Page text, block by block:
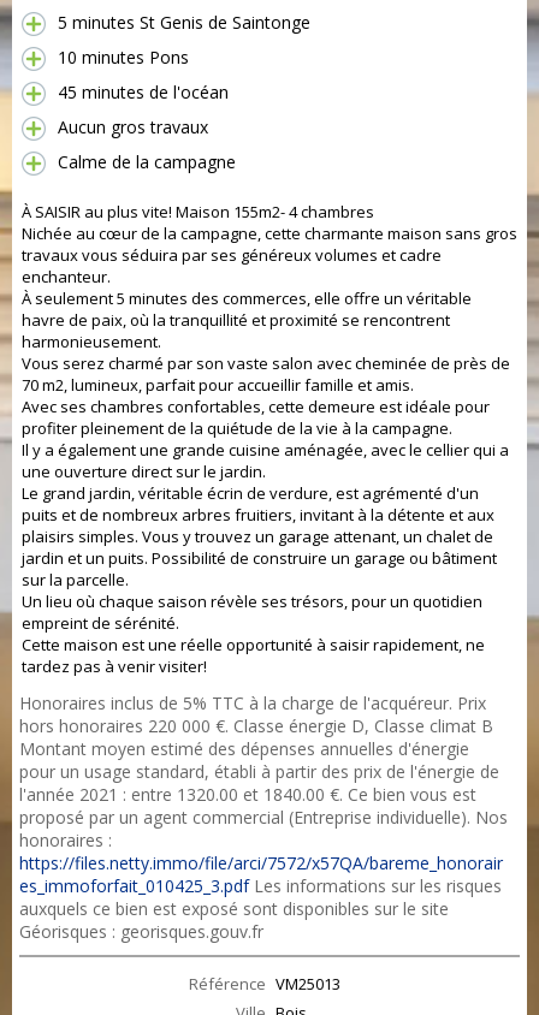
5 minutes St Genis de Saintonge
10 minutes Pons
45 minutes de l'océan
Aucun gros travaux
Calme de la campagne
À SAISIR au plus vite! Maison 155m2- 4 chambres
Nichée au cœur de la campagne, cette charmante maison sans gros
travaux vous séduira par ses généreux volumes et cadre
enchanteur.
À seulement 5 minutes des commerces, elle offre un véritable
havre de paix, où la tranquillité et proximité se rencontrent
harmonieusement.
Vous serez charmé par son vaste salon avec cheminée de près de
70 m2, lumineux, parfait pour accueillir famille et amis.
Avec ses chambres confortables, cette demeure est idéale pour
profiter pleinement de la quiétude de la vie à la campagne.
Il y a également une grande cuisine aménagée, avec le cellier qui a
une ouverture direct sur le jardin.
Le grand jardin, véritable écrin de verdure, est agrémenté d'un
puits et de nombreux arbres fruitiers, invitant à la détente et aux
plaisirs simples. Vous y trouvez un garage attenant, un chalet de
jardin et un puits. Possibilité de construire un garage ou bâtiment
sur la parcelle.
Un lieu où chaque saison révèle ses trésors, pour un quotidien
empreint de sérénité.
Cette maison est une réelle opportunité à saisir rapidement, ne
tardez pas à venir visiter!
Honoraires inclus de 5% TTC à la charge de l'acquéreur. Prix
hors honoraires 220 000 €. Classe énergie D, Classe climat B
Montant moyen estimé des dépenses annuelles d'énergie
pour un usage standard, établi à partir des prix de l'énergie de
l'année 2021 : entre 1320.00 et 1840.00 €. Ce bien vous est
proposé par un agent commercial (Entreprise individuelle). Nos
honoraires :
https://files.netty.immo/file/arci/7572/x57QA/bareme_honorair
es_immoforfait_010425_3.pdfLes informations sur les risques
auxquels ce bien est exposé sont disponibles sur le site
Géorisques : georisques.gouv.fr
Référence VM25013